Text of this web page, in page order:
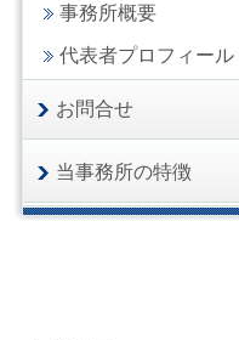
事務所概要
代表者プロフィール
お問合せ
当事務所の特徴